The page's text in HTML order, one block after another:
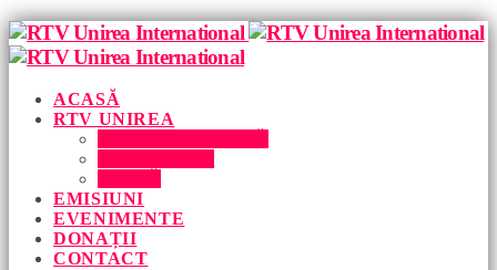
ACASĂ
RTV UNIREA
EMISIUNI
EVENIMENTE
DONAȚII
CONTACT